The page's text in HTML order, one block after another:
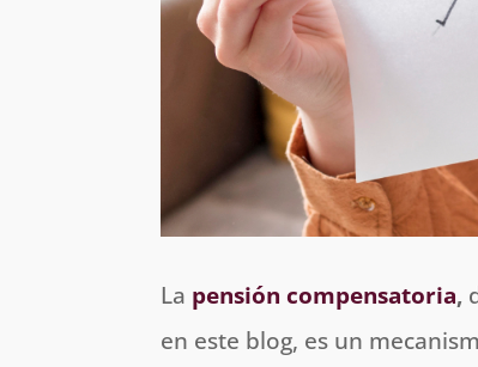
La pensión compensatoria,
en este blog, es un